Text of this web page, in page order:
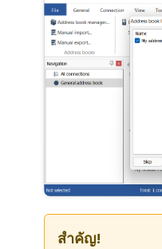
สำคัญ!